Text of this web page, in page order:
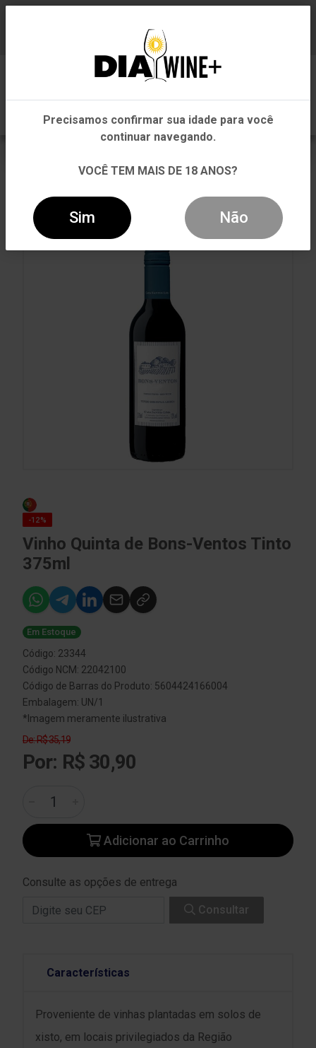
VINHO QUINTA DE BONS-VENTOS TINTO 375ML
-12%
Vinho Quinta de Bons-Ventos Tinto
375ml
Em Estoque
Código: 23344
Código NCM: 22042100
Código de Barras do Produto: 5604424166004
Embalagem: UN/1
*Imagem meramente ilustrativa
De: R$ 35,19
Por: R$ 30,90
Adicionar ao Carrinho
Consulte as opções de entrega
Consultar
Características
Proveniente de vinhas plantadas em solos de
xisto, em locais privilegiados da Região
Em que Estado você está?
Pernambuco
Outros Estados
Precisamos confirmar sua idade para você
continuar navegando.
VOCÊ TEM MAIS DE 18 ANOS?
Sim Não